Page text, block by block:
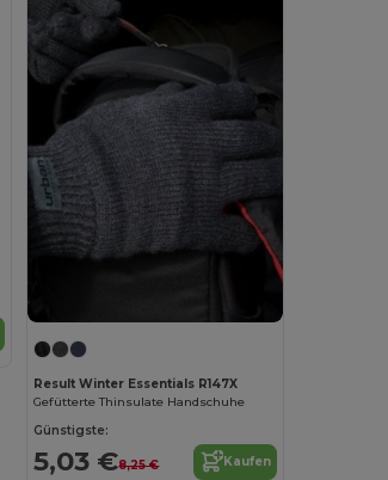
Result Winter Essentials R147X
Gefütterte Thinsulate Handschuhe
Günstigste:
5,03 €8,25 € Kaufen